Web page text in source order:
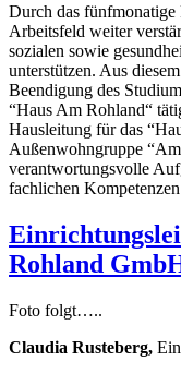
Durch das fünfmonatige
Arbeitsfeld weiter
sozialen sowie
unterstützen. Aus
Beendigung des
“Haus Am Rohland“
Hausleitung für das
Außenwohngruppe
verantwortungsvolle
fachlichen
Rohland
Foto folgt…..
Claudia Rusteberg,